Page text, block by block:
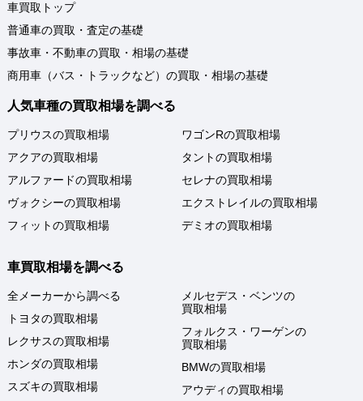
車買取トップ
普通車の買取・査定の基礎
事故車・不動車の買取・相場の基礎
商用車（バス・トラックなど）の買取・相場の基礎
人気車種の買取相場を調べる
プリウスの買取相場
アクアの買取相場
アルファードの買取相場
ヴォクシーの買取相場
フィットの買取相場
ワゴンRの買取相場
タントの買取相場
セレナの買取相場
エクストレイルの買取相場
デミオの買取相場
車買取相場を調べる
全メーカーから調べる
トヨタの買取相場
レクサスの買取相場
ホンダの買取相場
スズキの買取相場
メルセデス・ベンツの
買取相場
フォルクス・ワーゲンの
買取相場
BMWの買取相場
アウディの買取相場